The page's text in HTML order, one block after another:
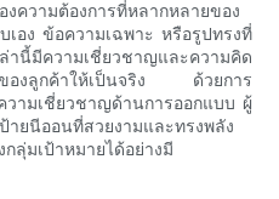
ความต้องการที่หลากหลายของ
เอง ข้อความเฉพาะ หรือรูปทรงที่
ความเชี่ยวชาญและความคิด
ของลูกค้าให้เป็นจริง ด้วยการ
วามเชี่ยวชาญด้านการออกแบบ ผู้
ยนีออนที่สวยงามและทรงพลัง
ลุ่มเป้าหมายได้อย่างมี